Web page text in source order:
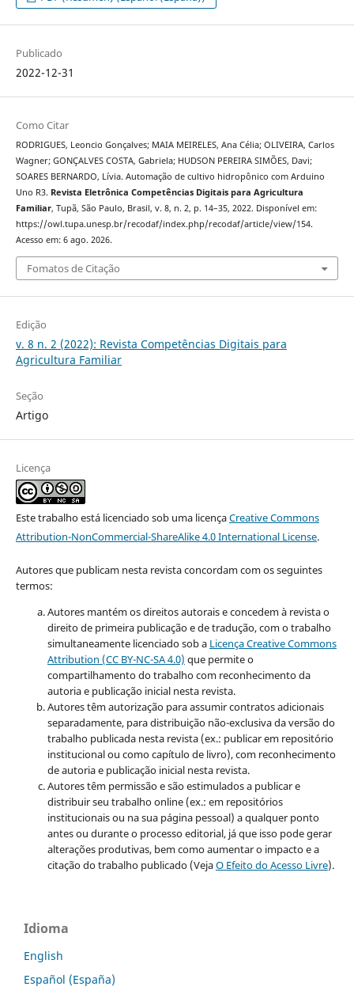
Publicado
2022-12-31
Como Citar
RODRIGUES, Leoncio Gonçalves; MAIA MEIRELES, Ana Célia; OLIVEIRA, Carlos
Wagner; GONÇALVES COSTA, Gabriela; HUDSON PEREIRA SIMÕES, Davi;
SOARES BERNARDO, Lívia. Automação de cultivo hidropônico com Arduino
Uno R3. Revista Eletrônica Competências Digitais para Agricultura
Familiar, Tupã, São Paulo, Brasil, v. 8, n. 2, p. 14–35, 2022. Disponível em:
https://owl.tupa.unesp.br/recodaf/index.php/recodaf/article/view/154.
Acesso em: 6 ago. 2026.
Fomatos de Citação
Edição
v. 8 n. 2 (2022): Revista Competências Digitais para
Agricultura Familiar
Seção
Artigo
Licença
Este trabalho está licenciado sob uma licençaCreative Commons
Attribution-NonCommercial-ShareAlike 4.0 International License.
Autores que publicam nesta revista concordam com os seguintes
termos:
Autores mantém os direitos autorais e concedem à revista o
direito de primeira publicação e de tradução, com o trabalho
simultaneamente licenciado sob a Licença Creative Commons
Attribution (CC BY-NC-SA 4.0) que permite o
compartilhamento do trabalho com reconhecimento da
autoria e publicação inicial nesta revista.
Autores têm autorização para assumir contratos adicionais
separadamente, para distribuição não-exclusiva da versão do
trabalho publicada nesta revista (ex.: publicar em repositório
institucional ou como capítulo de livro), com reconhecimento
de autoria e publicação inicial nesta revista.
Autores têm permissão e são estimulados a publicar e
distribuir seu trabalho online (ex.: em repositórios
institucionais ou na sua página pessoal) a qualquer ponto
antes ou durante o processo editorial, já que isso pode gerar
alterações produtivas, bem como aumentar o impacto e a
citação do trabalho publicado (VejaO Efeito do Acesso Livre).
Idioma
English
Español (España)